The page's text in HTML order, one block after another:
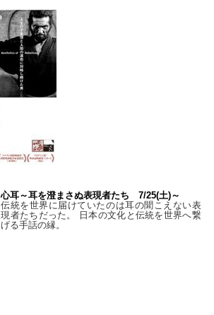
心耳～耳を澄まさぬ表現者たち 7/25(土)～
伝統を世界に届けていたのは耳の聞こえない表
現者たちだった。 日本の文化と伝統を世界へ繋
げる手話の縁。